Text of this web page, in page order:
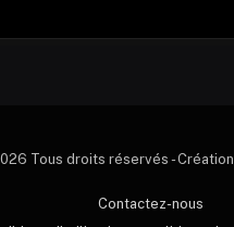
Tous droits réservés - Création
Contactez-nous